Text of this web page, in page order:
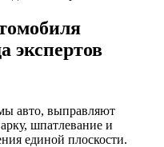
экспертов
авто, выправляют
шпатлевание и
единой плоскости.